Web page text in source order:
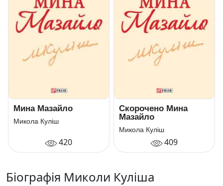
Мина Мазайло
Микола Куліш
420
Скорочено Мина
Мазайло
Микола Куліш
409
Біографія Миколи Куліша